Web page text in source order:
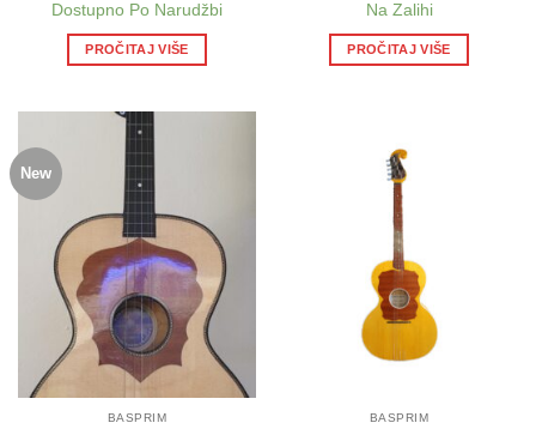
Dostupno Po Narudžbi
PROČITAJ VIŠE
Na Zalihi
PROČITAJ VIŠE
New
BASPRIM BASPRIM